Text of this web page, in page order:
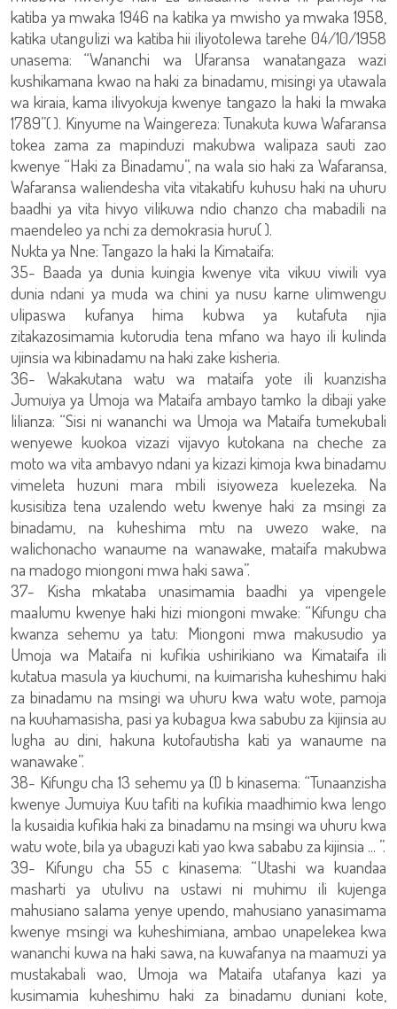
katiba ya mwaka 1946 na katika ya mwisho ya mwaka 1958,
katika utangulizi wa katiba hii iliyotolewa tarehe 04/10/1958
unasema: “Wananchi wa Ufaransa wanatangaza wazi
kushikamana kwao na haki za binadamu, misingi ya utawala
wa kiraia, kama ilivyokuja kwenye tangazo la haki la mwaka
1789”( ). Kinyume na Waingereza: Tunakuta kuwa Wafaransa
tokea zama za mapinduzi makubwa walipaza sauti zao
kwenye “Haki za Binadamu”, na wala sio haki za Wafaransa,
Wafaransa waliendesha vita vitakatifu kuhusu haki na uhuru
baadhi ya vita hivyo vilikuwa ndio chanzo cha mabadili na
maendeleo ya nchi za demokrasia huru( ).
Nukta ya Nne: Tangazo la haki la Kimataifa:
35- Baada ya dunia kuingia kwenye vita vikuu viwili vya
dunia ndani ya muda wa chini ya nusu karne ulimwengu
ulipaswa kufanya hima kubwa ya kutafuta njia
zitakazosimamia kutorudia tena mfano wa hayo ili kulinda
ujinsia wa kibinadamu na haki zake kisheria.
36- Wakakutana watu wa mataifa yote ili kuanzisha
Jumuiya ya Umoja wa Mataifa ambayo tamko la dibaji yake
lilianza: “Sisi ni wananchi wa Umoja wa Mataifa tumekubali
wenyewe kuokoa vizazi vijavyo kutokana na cheche za
moto wa vita ambavyo ndani ya kizazi kimoja kwa binadamu
vimeleta huzuni mara mbili isiyoweza kuelezeka. Na
kusisitiza tena uzalendo wetu kwenye haki za msingi za
binadamu, na kuheshima mtu na uwezo wake, na
walichonacho wanaume na wanawake, mataifa makubwa
na madogo miongoni mwa haki sawa”.
37- Kisha mkataba unasimamia baadhi ya vipengele
maalumu kwenye haki hizi miongoni mwake: “Kifungu cha
kwanza sehemu ya tatu: Miongoni mwa makusudio ya
Umoja wa Mataifa ni kufikia ushirikiano wa Kimataifa ili
kutatua masula ya kiuchumi, na kuimarisha kuheshimu haki
za binadamu na msingi wa uhuru kwa watu wote, pamoja
na kuuhamasisha, pasi ya kubagua kwa sabubu za kijinsia au
lugha au dini, hakuna kutofautisha kati ya wanaume na
wanawake”.
38- Kifungu cha 13 sehemu ya (1) b kinasema: “Tunaanzisha
kwenye Jumuiya Kuu tafiti na kufikia maadhimio kwa lengo
la kusaidia kufikia haki za binadamu na msingi wa uhuru kwa
watu wote, bila ya ubaguzi kati yao kwa sababu za kijinsia ... ”.
39- Kifungu cha 55 c kinasema: “Utashi wa kuandaa
masharti ya utulivu na ustawi ni muhimu ili kujenga
mahusiano salama yenye upendo, mahusiano yanasimama
kwenye msingi wa kuheshimiana, ambao unapelekea kwa
wananchi kuwa na haki sawa, na kuwafanya na maamuzi ya
mustakabali wao, Umoja wa Mataifa utafanya kazi ya
kusimamia kuheshimu haki za binadamu duniani kote,